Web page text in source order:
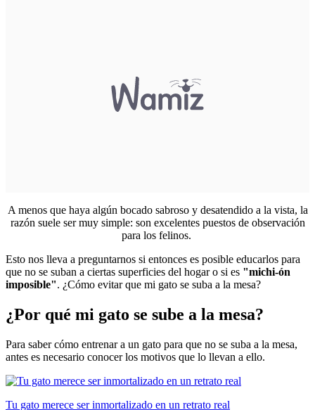
A menos que haya algún bocado sabroso y desatendido a la vista, la
razón suele ser muy simple: son excelentes puestos de observación
para los felinos.
Esto nos lleva a preguntarnos si entonces es posible educarlos para
que no se suban a ciertas superficies del hogar o si es "michi-ón
imposible". ¿Cómo evitar que mi gato se suba a la mesa?
¿Por qué mi gato se sube a la mesa?
Para saber cómo entrenar a un gato para que no se suba a la mesa,
antes es necesario conocer los motivos que lo llevan a ello.
Tu gato merece ser inmortalizado en un retrato real